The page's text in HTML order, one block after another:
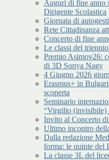
Auguri di fine anno
Dirigente Scolastica
Giornata di
Rete Cittadinanza
Concerto di fine
Le classi del
Premio Asimov26:
di 3D Sonya Nagy
4 Giugno 2026
Erasmus+ in
scoperta
Seminario
“Virgilio (invisibile)
Invito al Concerto
Ultimo incontro
Dalla redazione
forma: le quinte del
La classe 3L del